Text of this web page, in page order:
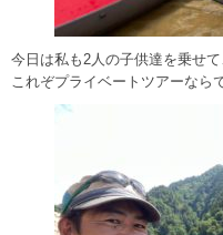
今日は私も2人の子供達を乗せ
これぞプライベートツアーなら